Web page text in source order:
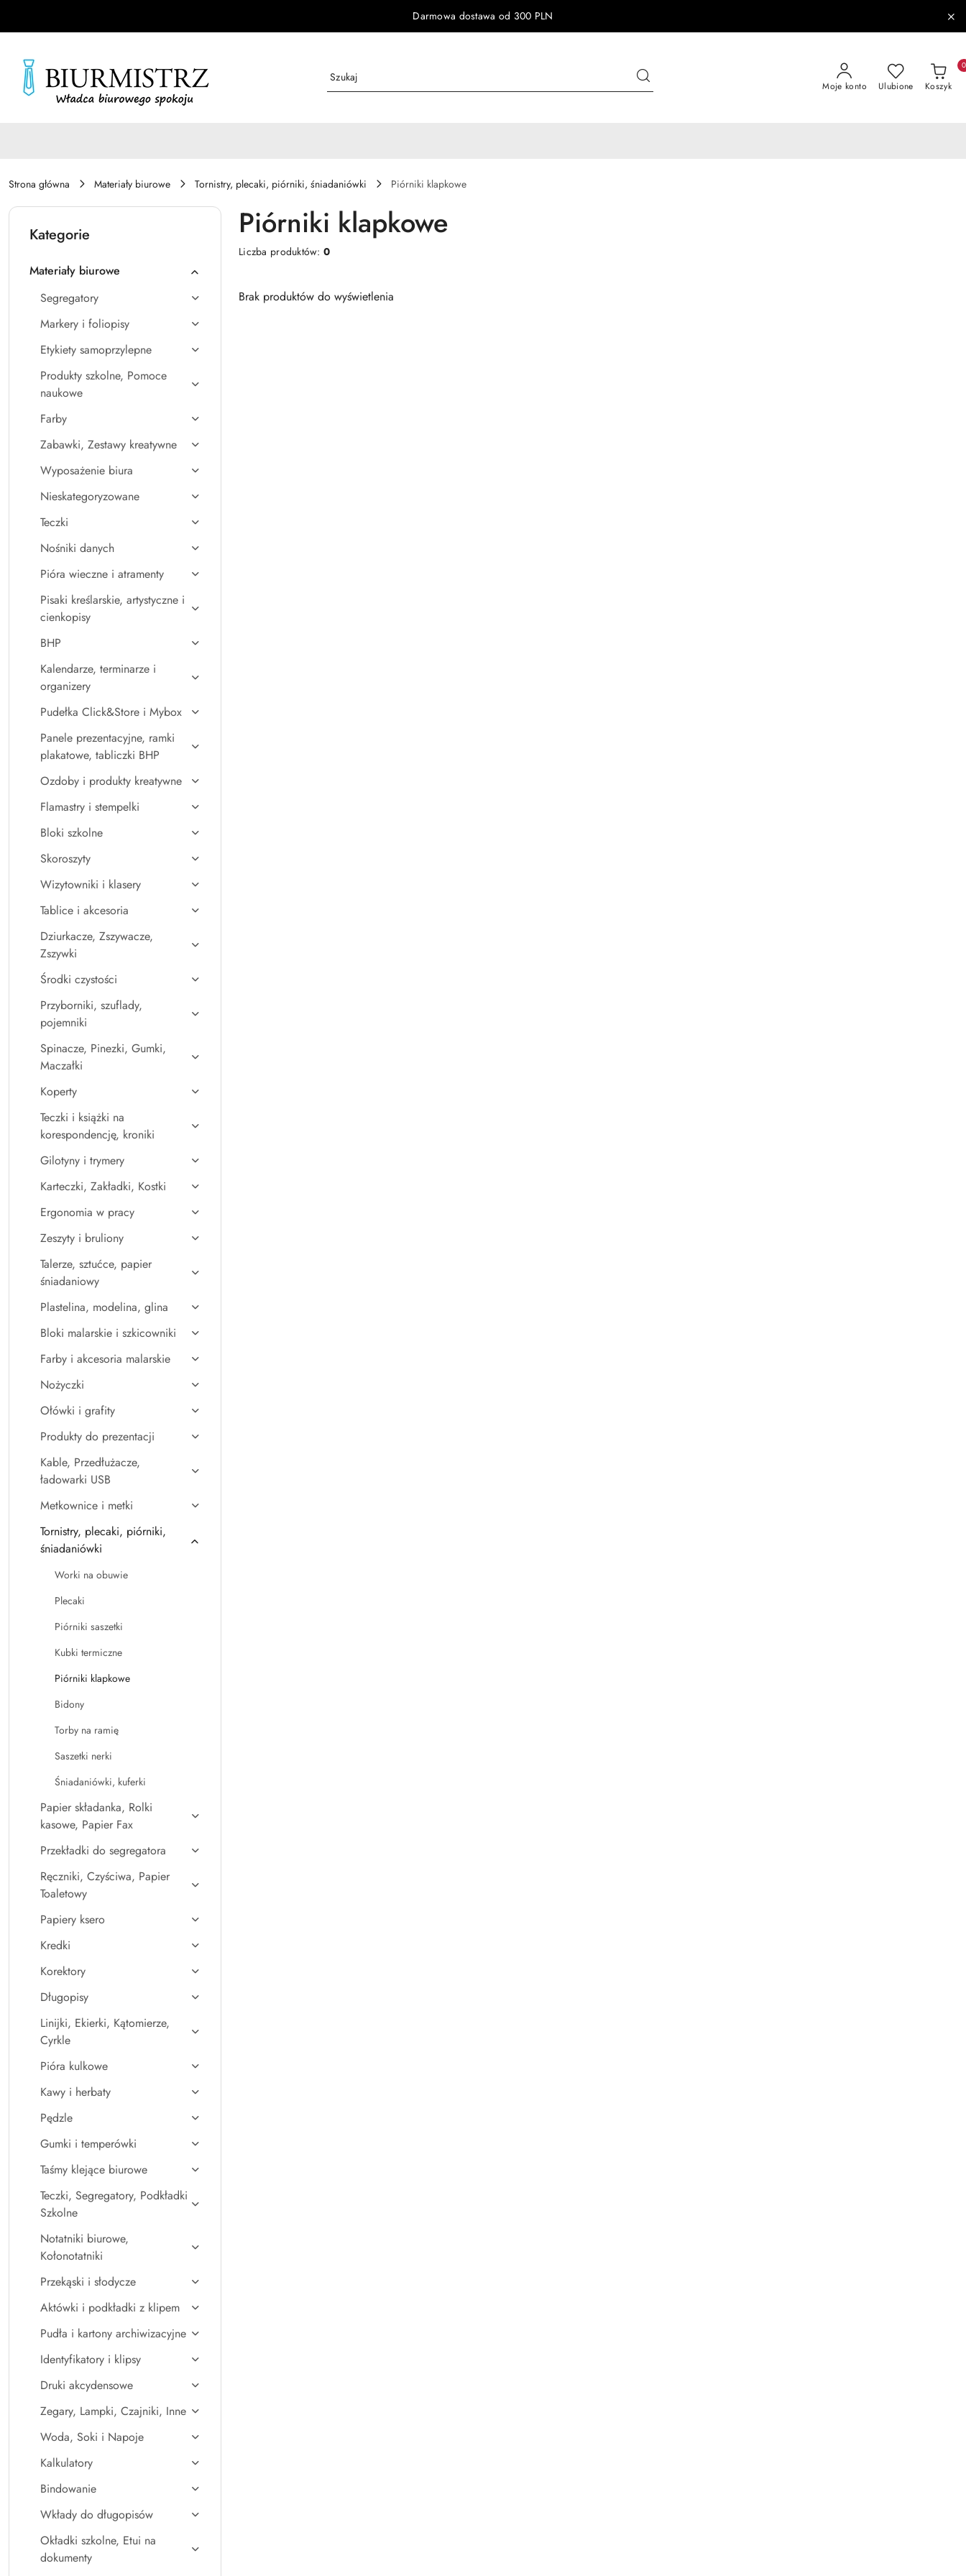
Darmowa dostawa od 300 PLN
Moje konto Ulubione Koszyk
0
Strona główna Materiały biurowe Tornistry, plecaki, piórniki, śniadaniówki Piórniki klapkowe
Kategorie
Materiały biurowe
Segregatory
Markery i foliopisy
Etykiety samoprzylepne
Produkty szkolne, Pomoce
naukowe
Farby
Zabawki, Zestawy kreatywne
Wyposażenie biura
Nieskategoryzowane
Teczki
Nośniki danych
Pióra wieczne i atramenty
Pisaki kreślarskie, artystyczne i
cienkopisy
BHP
Kalendarze, terminarze i
organizery
Pudełka Click&Store i Mybox
Panele prezentacyjne, ramki
plakatowe, tabliczki BHP
Ozdoby i produkty kreatywne
Flamastry i stempelki
Bloki szkolne
Skoroszyty
Wizytowniki i klasery
Tablice i akcesoria
Dziurkacze, Zszywacze,
Zszywki
Środki czystości
Przyborniki, szuflady,
pojemniki
Spinacze, Pinezki, Gumki,
Maczałki
Koperty
Teczki i książki na
korespondencję, kroniki
Gilotyny i trymery
Karteczki, Zakładki, Kostki
Ergonomia w pracy
Zeszyty i bruliony
Talerze, sztućce, papier
śniadaniowy
Plastelina, modelina, glina
Bloki malarskie i szkicowniki
Farby i akcesoria malarskie
Nożyczki
Ołówki i grafity
Produkty do prezentacji
Kable, Przedłużacze,
ładowarki USB
Metkownice i metki
Tornistry, plecaki, piórniki,
śniadaniówki
Worki na obuwie
Plecaki
Piórniki saszetki
Kubki termiczne
Piórniki klapkowe
Bidony
Torby na ramię
Saszetki nerki
Śniadaniówki, kuferki
Papier składanka, Rolki
kasowe, Papier Fax
Przekładki do segregatora
Ręczniki, Czyściwa, Papier
Toaletowy
Papiery ksero
Kredki
Korektory
Długopisy
Linijki, Ekierki, Kątomierze,
Cyrkle
Pióra kulkowe
Kawy i herbaty
Pędzle
Gumki i temperówki
Taśmy klejące biurowe
Teczki, Segregatory, Podkładki
Szkolne
Notatniki biurowe,
Kołonotatniki
Przekąski i słodycze
Aktówki i podkładki z klipem
Pudła i kartony archiwizacyjne
Identyfikatory i klipsy
Druki akcydensowe
Zegary, Lampki, Czajniki, Inne
Woda, Soki i Napoje
Kalkulatory
Bindowanie
Wkłady do długopisów
Okładki szkolne, Etui na
dokumenty
Piórniki klapkowe
Liczba produktów:0
Brak produktów do wyświetlenia